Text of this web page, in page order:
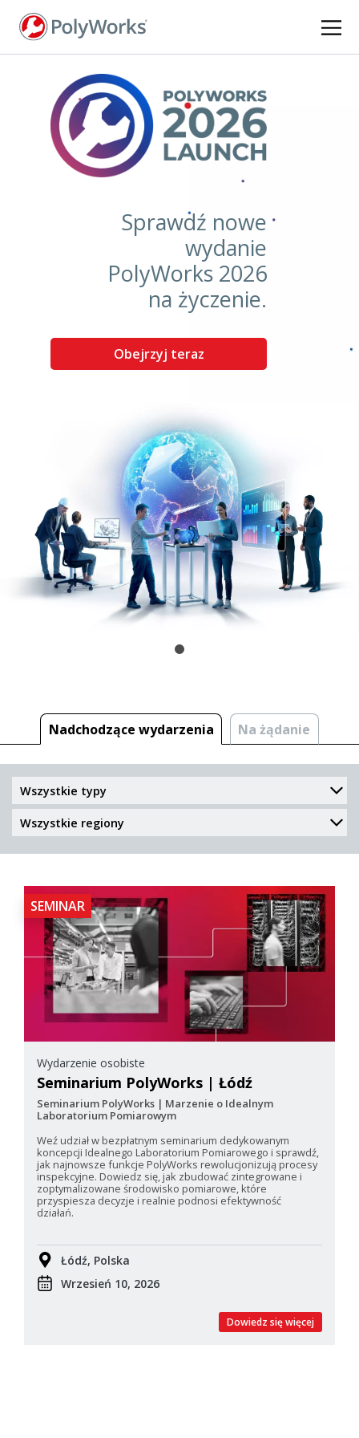
Przejdź
Sprawdź nowe
wydanie
PolyWorks 2026
na życzenie.
Obejrzyj teraz
Nadchodzące wydarzenia Na żądanie
SEMINAR
Wydarzenie osobiste
Seminarium PolyWorks | Łódź
Seminarium PolyWorks | Marzenie o Idealnym
Laboratorium Pomiarowym
Weź udział w bezpłatnym seminarium dedykowanym
koncepcji Idealnego Laboratorium Pomiarowego i sprawdź,
jak najnowsze funkcje PolyWorks rewolucjonizują procesy
inspekcyjne. Dowiedz się, jak zbudować zintegrowane i
zoptymalizowane środowisko pomiarowe, które
przyspiesza decyzje i realnie podnosi efektywność
działań.
Łódź, Polska
Wrzesień 10, 2026
Dowiedz się więcej